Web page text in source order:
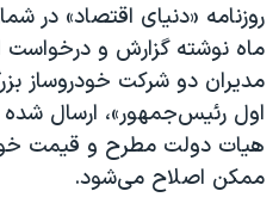
دادگاه حمید نوری
چهل سال گروگان‌گیری
قانون شفافیت دارائی کادر رهبری
اعتراضات مردمی آبان ۹۸
اسرائیل در جنگ
ماه نوشته گزارش و
مدیران دو شرکت خودروساز
اول رئیس‌جمهور»، ارسال شده
هیات دولت مطرح و قیمت
ممکن اصلاح می‌‌شود.